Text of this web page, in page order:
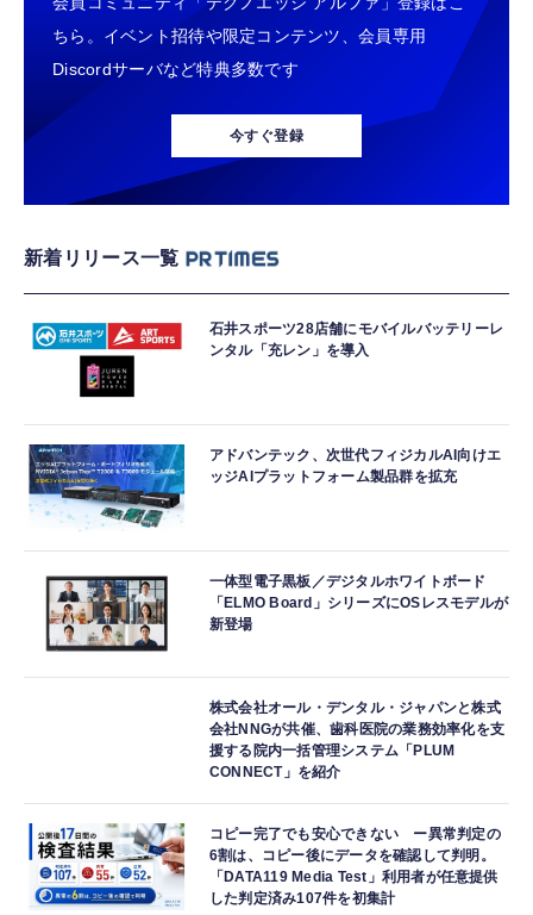
ちら。イベント招待や限定コンテンツ、会員専用
Discordサーバなど特典多数です
今すぐ登録
新着リリース一覧
石井スポーツ28店舗にモバイルバッテリーレ
ンタル「充レン」を導入
アドバンテック、次世代フィジカルAI向けエ
ッジAIプラットフォーム製品群を拡充
一体型電子黒板／デジタルホワイトボード
「ELMO Board」シリーズにOSレスモデルが
新登場
株式会社オール・デンタル・ジャパンと株式
会社NNGが共催、歯科医院の業務効率化を支
援する院内一括管理システム「PLUM
CONNECT」を紹介
コピー完了でも安心できない ー異常判定の
6割は、コピー後にデータを確認して判明。
「DATA119 Media Test」利用者が任意提供
した判定済み107件を初集計